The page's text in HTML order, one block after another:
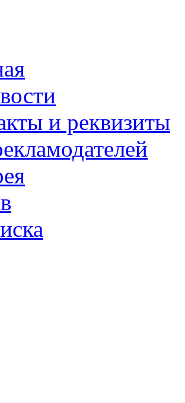
и реквизиты